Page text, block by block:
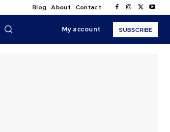
Blog About Contact
My account SUBSCRIBE